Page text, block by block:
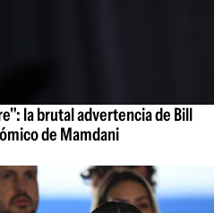
la brutal advertencia de Bill
de Mamdani